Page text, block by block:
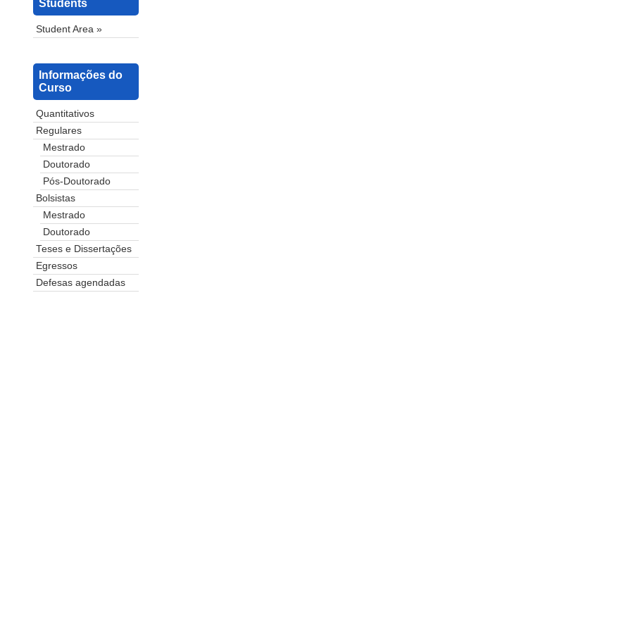
Students
Student Area »
Informações do
Curso
Quantitativos
Regulares
Mestrado
Doutorado
Pós-Doutorado
Bolsistas
Mestrado
Doutorado
Teses e Dissertações
Egressos
Defesas agendadas